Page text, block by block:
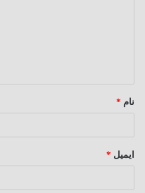
نام *
ایمیل *